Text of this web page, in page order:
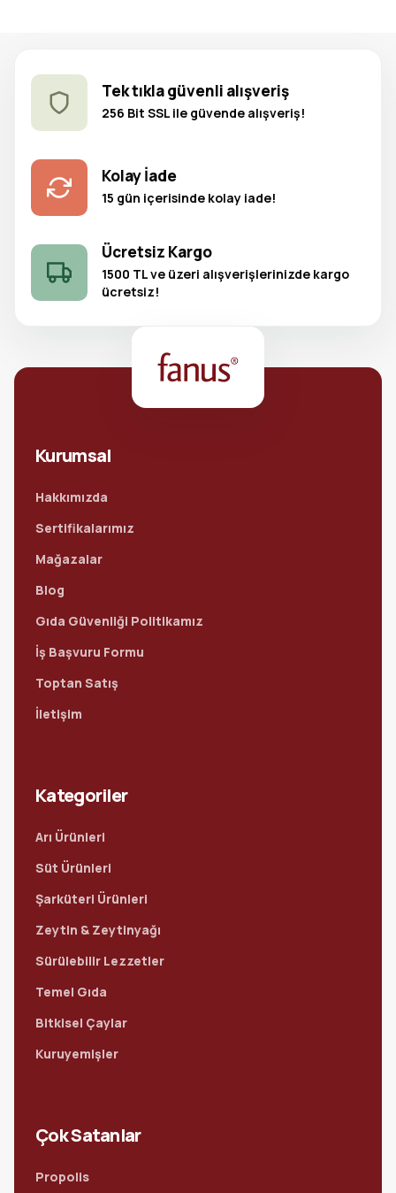
Tek tıkla güvenli alışveriş
256 Bit SSL ile güvende alışveriş!
Kolay İade
15 gün içerisinde kolay iade!
Ücretsiz Kargo
1500 TL ve üzeri alışverişlerinizde kargo
ücretsiz!
Kurumsal
Hakkımızda
Sertifikalarımız
Mağazalar
Blog
Gıda Güvenliği Politikamız
İş Başvuru Formu
Toptan Satış
İletişim
Kategoriler
Arı Ürünleri
Süt Ürünleri
Şarküteri Ürünleri
Zeytin & Zeytinyağı
Sürülebilir Lezzetler
Temel Gıda
Bitkisel Çaylar
Kuruyemişler
Çok Satanlar
Propolis